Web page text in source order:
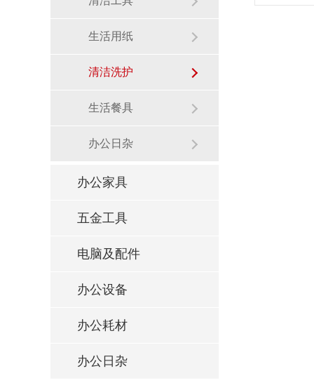
生活用纸
清洁洗护
生活餐具
办公日杂
办公家具
五金工具
电脑及配件
办公设备
办公耗材
办公日杂